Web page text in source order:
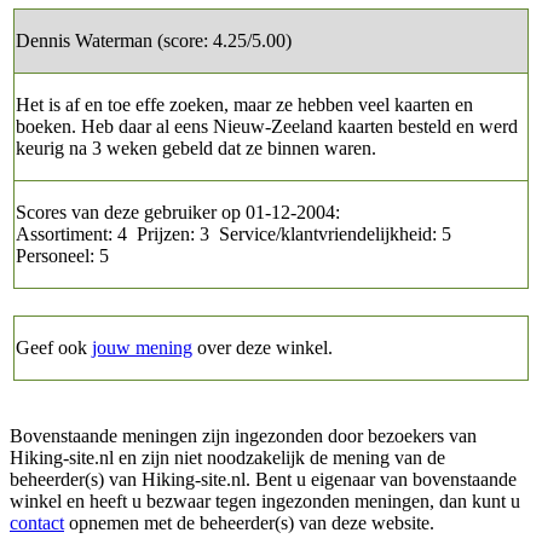
Dennis Waterman (score: 4.25/5.00)
Het is af en toe effe zoeken, maar ze hebben veel kaarten en
boeken. Heb daar al eens Nieuw-Zeeland kaarten besteld en werd
keurig na 3 weken gebeld dat ze binnen waren.
Scores van deze gebruiker op 01-12-2004:
Assortiment: 4 Prijzen: 3 Service/klantvriendelijkheid: 5
Personeel: 5
Geef ook jouw mening over deze winkel.
Bovenstaande meningen zijn ingezonden door bezoekers van
Hiking-site.nl en zijn niet noodzakelijk de mening van de
beheerder(s) van Hiking-site.nl. Bent u eigenaar van bovenstaande
winkel en heeft u bezwaar tegen ingezonden meningen, dan kunt u
contact opnemen met de beheerder(s) van deze website.